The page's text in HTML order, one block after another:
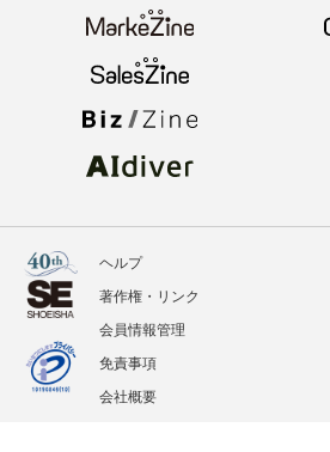
ヘルプ
著作権・リンク
会員情報管理
免責事項
会社概要